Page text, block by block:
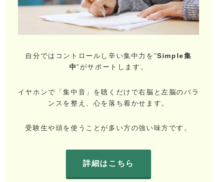
自分ではコントロールし辛い集中力を”Simple集
中”がサポートします。
イヤホンで「集中音」を聴くだけで右脳と左脳のバラ
ンスを整え、心を落ち着かせます。
受験生や頭を使うことが多い方の強い味方です。
詳細はこちら